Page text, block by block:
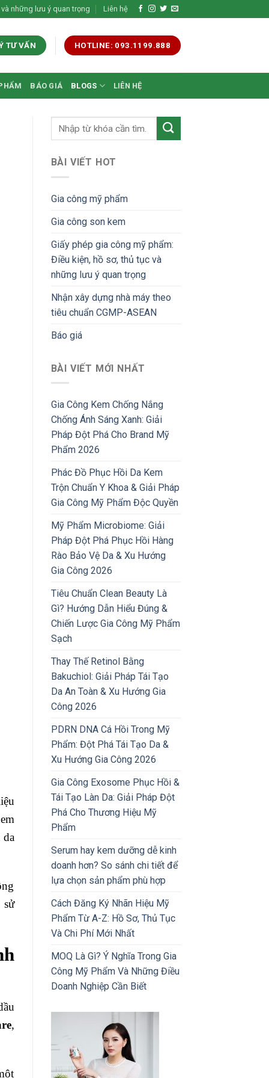
những lưu ý quan trọng Liên hệ
TƯ VẤN HOTLINE: 093.1199.888
BÁO GIÁ BLOGS LIÊN HỆ
da
sử
,
BÀI VIẾT HOT
Gia công mỹ phẩm
Gia công son kem
Giấy phép gia công mỹ phẩm:
Điều kiện, hồ sơ, thủ tục và
những lưu ý quan trọng
Nhận xây dựng nhà máy theo
tiêu chuẩn CGMP-ASEAN
Báo giá
BÀI VIẾT MỚI NHẤT
Gia Công Kem Chống Nắng
Chống Ánh Sáng Xanh: Giải
Pháp Đột Phá Cho Brand Mỹ
Phẩm 2026
Phác Đồ Phục Hồi Da Kem
Trộn Chuẩn Y Khoa & Giải Pháp
Gia Công Mỹ Phẩm Độc Quyền
Mỹ Phẩm Microbiome: Giải
Pháp Đột Phá Phục Hồi Hàng
Rào Bảo Vệ Da & Xu Hướng
Gia Công 2026
Tiêu Chuẩn Clean Beauty Là
Gì? Hướng Dẫn Hiểu Đúng &
Chiến Lược Gia Công Mỹ Phẩm
Sạch
Thay Thế Retinol Bằng
Bakuchiol: Giải Pháp Tái Tạo
Da An Toàn & Xu Hướng Gia
Công 2026
PDRN DNA Cá Hồi Trong Mỹ
Phẩm: Đột Phá Tái Tạo Da &
Xu Hướng Gia Công 2026
Gia Công Exosome Phục Hồi &
Tái Tạo Làn Da: Giải Pháp Đột
Phá Cho Thương Hiệu Mỹ
Phẩm
Serum hay kem dưỡng dễ kinh
doanh hơn? So sánh chi tiết để
lựa chọn sản phẩm phù hợp
Cách Đăng Ký Nhãn Hiệu Mỹ
Phẩm Từ A-Z: Hồ Sơ, Thủ Tục
Và Chi Phí Mới Nhất
MOQ Là Gì? Ý Nghĩa Trong Gia
Công Mỹ Phẩm Và Những Điều
Doanh Nghiệp Cần Biết